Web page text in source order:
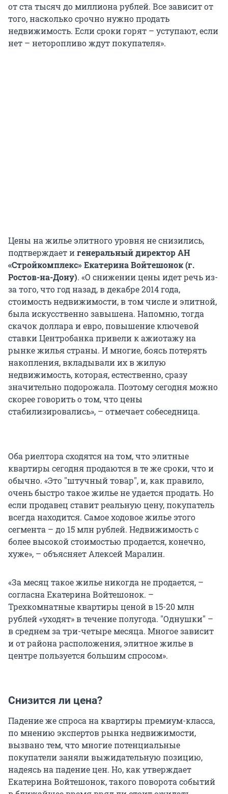
от ста тысяч до миллиона рублей. Все зависит от
того, насколько срочно нужно продать
недвижимость. Если сроки горят – уступают, если
нет – неторопливо ждут покупателя».
Цены на жилье элитного уровня не снизились,
подтверждает игенеральный директор АН
«Стройкомплекс» Екатерина Войтешонок (г.
Ростов-на-Дону). «О снижении цены идет речь из-
за того, что год назад, в декабре 2014 года,
стоимость недвижимости, в том числе и элитной,
была искусственно завышена. Напомню, тогда
скачок доллара и евро, повышение ключевой
ставки Центробанка привели к ажиотажу на
рынке жилья страны. И многие, боясь потерять
накопления, вкладывали их в жилую
недвижимость, которая, естественно, сразу
значительно подорожала. Поэтому сегодня можно
скорее говорить о том, что цены
стабилизировались», – отмечает собеседница.
Оба риелтора сходятся на том, что элитные
квартиры сегодня продаются в те же сроки, что и
обычно. «Это "штучный товар", и, как правило,
очень быстро такое жилье не удается продать. Но
если продавец ставит реальную цену, покупатель
всегда находится. Самое ходовое жилье этого
сегмента – до 15 млн рублей. Недвижимость с
более высокой стоимостью продается, конечно,
хуже», – объясняет Алексей Маралин.
«За месяц такое жилье никогда не продается, –
согласна Екатерина Войтешонок. –
Трехкомнатные квартиры ценой в 15-20 млн
рублей «уходят» в течение полугода. "Однушки" –
в среднем за три-четыре месяца. Многое зависит
и от района расположения, элитное жилье в
центре пользуется большим спросом».
Снизится ли цена?
Падение же спроса на квартиры премиум-класса,
по мнению экспертов рынка недвижимости,
вызвано тем, что многие потенциальные
покупатели заняли выжидательную позицию,
надеясь на падение цен. Но, как утверждает
Екатерина Войтешонок, такого поворота событий